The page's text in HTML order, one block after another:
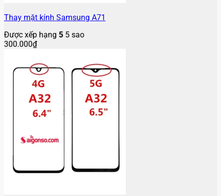
Thay mặt kính Samsung A71
Được xếp hạng 5 5 sao
300.000₫